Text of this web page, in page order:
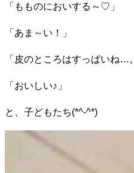
「もものにおいする～♡」
「あま～い！」
「皮のところはすっぱいね…
「おいしい♪」
と、子どもたち(*^-^*)